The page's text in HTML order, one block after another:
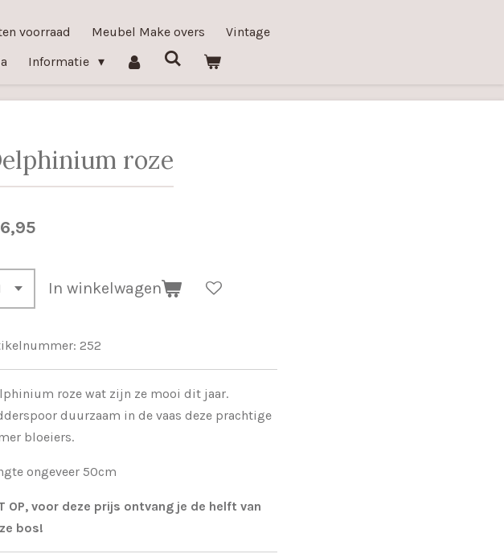
voorraad Meubel Make overs
Vintage
Informatie
roze
In winkelwagen
252
roze wat zijn ze mooi dit jaar.
duurzaam in de vaas deze prachtige
bloeiers.
ongeveer 50cm
OP, voor deze prijs ontvang je de helft van
bos!